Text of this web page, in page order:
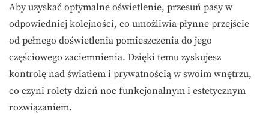
Aby uzyskać optymalne oświetlenie, przesuń pasy w
odpowiedniej kolejności, co umożliwia płynne przejście
od pełnego doświetlenia pomieszczenia do jego
częściowego zaciemnienia. Dzięki temu zyskujesz
kontrolę nad światłem i prywatnością w swoim wnętrzu,
co czyni rolety dzień noc funkcjonalnym i estetycznym
rozwiązaniem.